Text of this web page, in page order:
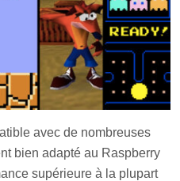
avec de nombreuses
bien adapté au Raspberry
supérieure à la plupart